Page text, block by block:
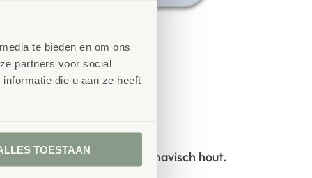
te bieden en om ons
partners voor social
die u aan ze heeft
TOESTAAN
keuringen
FSC-gecertificeerd Scandinavisch hout.